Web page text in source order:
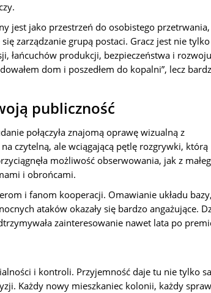
jest jako przestrzeń do osobistego przetrwania,
zarządzanie grupą postaci. Gracz jest nie tylko
łańcuchów produkcji, bezpieczeństwa i rozwoju
dom i poszedłem do kopalni”, lecz
publiczność
połączyła znajomą oprawę wizualną z
czytelną, ale wciągającą pętlę rozgrywki, którą
możliwość obserwowania, jak z
i obrońcami.
i fanom kooperacji. Omawianie układu bazy,
ataków okazały się bardzo angażujące.
zainteresowanie nawet lata po
i kontroli. Przyjemność daje tu nie tylko
Każdy nowy mieszkaniec kolonii, każdy